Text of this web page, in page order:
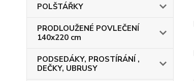
POLŠTÁŘKY
PRODLOUŽENÉ POVLEČENÍ
140x220 cm
PODSEDÁKY, PROSTÍRÁNÍ ,
DEČKY, UBRUSY